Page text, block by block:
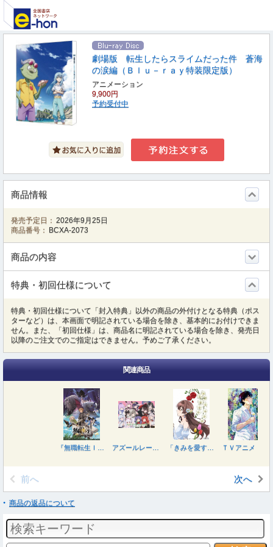
劇場版 転生したらスライムだった件 蒼海
の涙編（Ｂｌｕ－ｒａｙ特装限定版）
アニメーション
9,900円
予約受付中
商品情報
発売予定日： 2026年9月25日
商品番号：
BCXA-2073
商品の内容
特典・初回仕様について
特典・初回仕様について「封入特典」以外の商品の外付けとなる特典（ポス
ターなど）は、本画面で明記されている場合を除き、基本的にお付けできま
せん。また、「初回仕様」は、商品名に明記されている場合を除き、発売日
以降のご注文でのご指定はできません。予めご了承ください。
関連商品
前へ 次へ
商品の返品について